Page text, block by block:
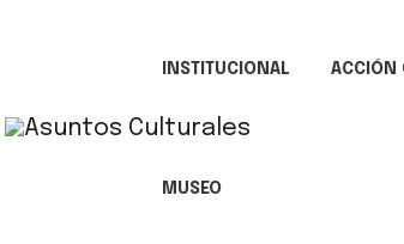
INSTITUCIONAL ACCIÓN
MUSEO